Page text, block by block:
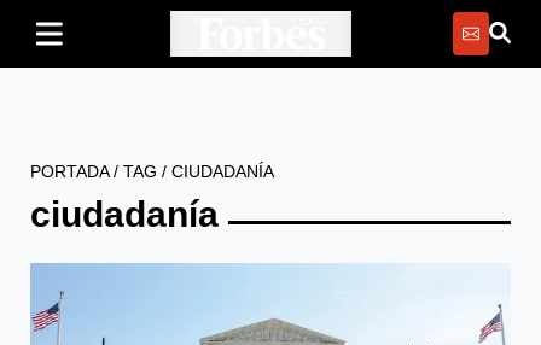
PORTADA/ TAG / CIUDADANÍA
ciudadanía